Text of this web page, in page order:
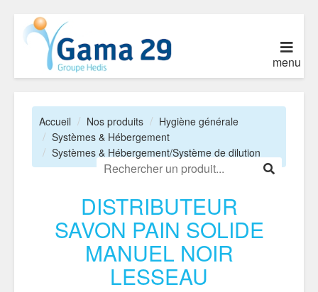
menu
Accueil Nos produits
Hygiène générale
Systèmes & Hébergement
Systèmes & Hébergement/Système de dilution
DISTRIBUTEUR
SAVON PAIN SOLIDE
MANUEL NOIR
LESSEAU